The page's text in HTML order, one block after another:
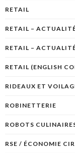
RETAIL
RETAIL –
RETAIL –
RETAIL (ENGLISH
RIDEAUX ET
ROBINETTERIE
ROBOTS
RSE / ÉCONOMIE